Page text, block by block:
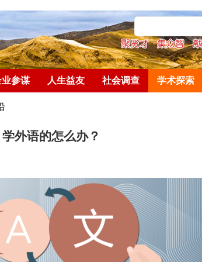
业参谋 人生益友 社会调查 学术探索
外语的怎么办？